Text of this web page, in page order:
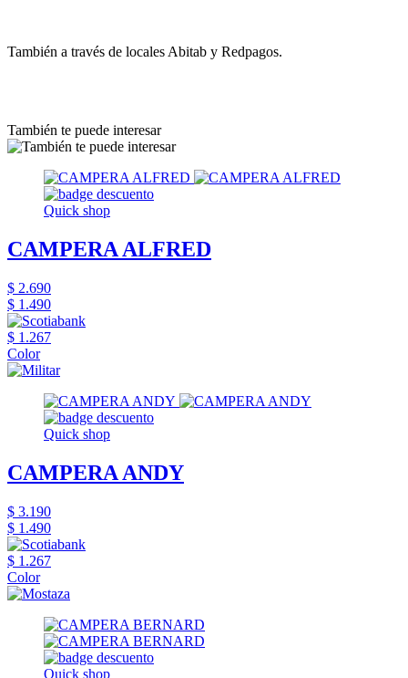
También a través de locales Abitab y Redpagos.
También te puede interesar
Quick shop
CAMPERA ALFRED
$ 2.690
$ 1.490
$ 1.267
Color
Quick shop
CAMPERA ANDY
$ 3.190
$ 1.490
$ 1.267
Color
Quick shop